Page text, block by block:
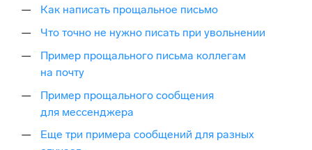
Как написать прощальное письмо
Что точно не нужно писать при увольнении
Пример прощального письма коллегам
на почту
Пример прощального сообщения
для мессенджера
Еще три примера сообщений для разных